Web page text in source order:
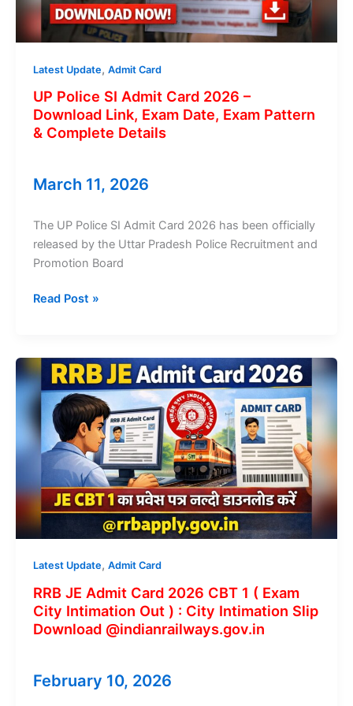
डिटेल्स
और
जानकारी
Latest Update, Admit Card
UP Police SI Admit Card 2026 –
Download Link, Exam Date, Exam Pattern
& Complete Details
March 11, 2026
The UP Police SI Admit Card 2026 has been officially
released by the Uttar Pradesh Police Recruitment and
Promotion Board
UP
Admit
Card
2026
Download
Link,
Exam
Date,
Exam
Pattern
Complete
Read Post »
Latest Update, Admit Card
RRB JE Admit Card 2026 CBT 1 ( Exam
City Intimation Out ) : City Intimation Slip
Download @indianrailways.gov.in
February 10, 2026